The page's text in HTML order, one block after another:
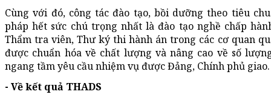
Cùng với đó, công tác đào tạo, bồi dưỡng theo tiêu
pháp hết sức chú trọng nhất là đào tạo nghề chấp
Thẩm tra viên, Thư ký thi hành án trong các cơ quan
được chuẩn hóa về chất lượng và nâng cao về số
ngang tầm yêu cầu nhiệm vụ được Đảng, Chính phủ giao.
- Về kết quả THADS